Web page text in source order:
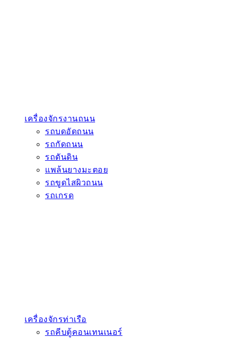
เครื่องจักรงานถนน
รถบดอัดถนน
รถกัดถนน
รถดันดิน
แพล้นยางมะตอย
รถขูดไสผิวถนน
รถเกรด
เครื่องจักรท่าเรือ
รถคีบตู้คอนเทนเนอร์